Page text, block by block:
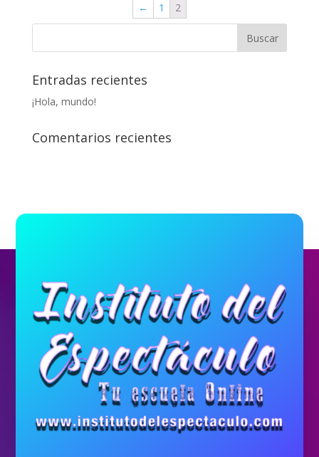
← 1 2
Entradas recientes
¡Hola, mundo!
Comentarios recientes